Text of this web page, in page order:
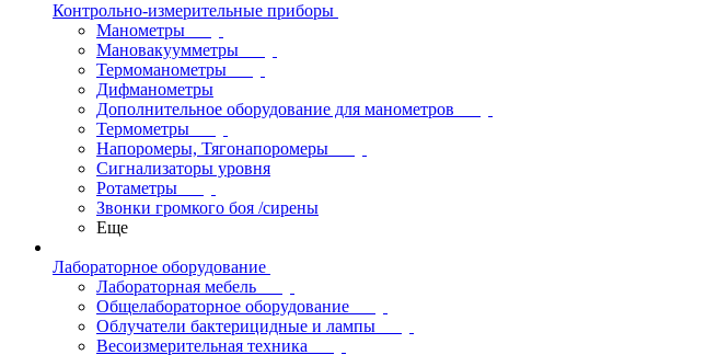
Контрольно-измерительные приборы
Манометры
Мановакуумметры
Термоманометры
Дифманометры
Дополнительное оборудование для манометров
Термометры
Напоромеры, Тягонапоромеры
Сигнализаторы уровня
Ротаметры
Звонки громкого боя /сирены
Еще
Лабораторное оборудование
Лабораторная мебель
Общелабораторное оборудование
Облучатели бактерицидные и лампы
Весоизмерительная техника